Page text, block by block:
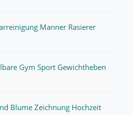
Manner Rasierer
Gym Sport Gewichtheben
Blume Zeichnung Hochzeit